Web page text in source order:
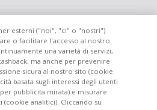
esterni ("noi", "ci" o "nostri")
o facilitare l'accesso al nostro
una varietà di servizi,
ma anche per prevenire
sicura al nostro sito (cookie
basata sugli interessi degli utenti
pubblicita mirata) e misurare
analitici). Cliccando su